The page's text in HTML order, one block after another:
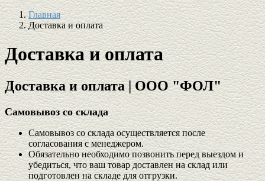
Главная
Доставка и оплата
Доставка и оплата
Доставка и оплата | ООО "ФОЛ"
Самовывоз со склада
Самовывоз со склада осуществляется после
согласования с менеджером.
Обязательно необходимо позвонить перед выездом и
убедиться, что ваш товар доставлен на склад или
подготовлен на складе для отгрузки.